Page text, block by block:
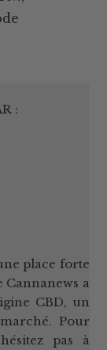
:
place forte
Cannanews a
CBD, un
Pour
pas à